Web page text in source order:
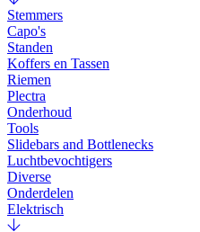
Stemmers
Capo's
Standen
Koffers en Tassen
Riemen
Plectra
Onderhoud
Tools
Slidebars and Bottlenecks
Luchtbevochtigers
Diverse
Onderdelen
Elektrisch